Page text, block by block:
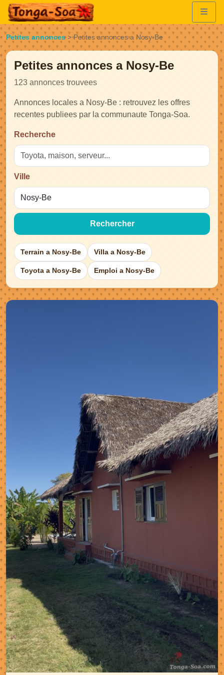
Petites annonces >Petites annonces a Nosy-Be
Petites annonces a Nosy-Be
123 annonces trouvees
Annonces locales a Nosy-Be : retrouvez les offres
recentes publiees par la communaute Tonga-Soa.
Recherche
Ville
Rechercher
Terrain a Nosy-Be Villa a Nosy-Be
Toyota a Nosy-Be Emploi a Nosy-Be